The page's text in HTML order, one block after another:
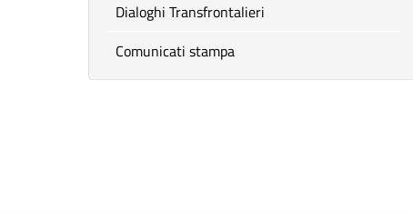
Dialoghi Transfrontalieri
Comunicati stampa